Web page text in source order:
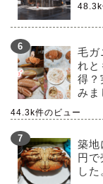
48.3k
毛ガ
れと
得？
みま
44.3k件のビュー
築地
円で
した